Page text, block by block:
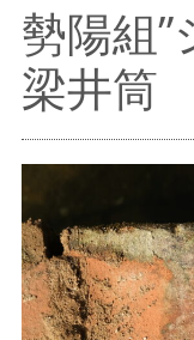
勢陽組”
梁井筒